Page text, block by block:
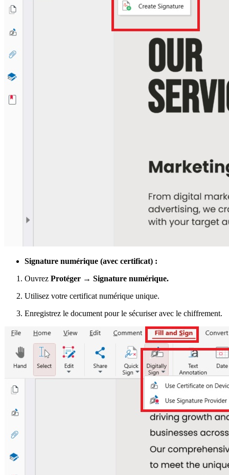
Signature numérique (avec certificat) :
Ouvrez Protéger → Signature numérique.
Utilisez votre certificat numérique unique.
Enregistrez le document pour le sécuriser avec le chiffrement.